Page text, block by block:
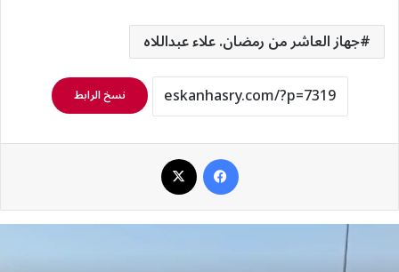
جهاز العاشر من رمضان. علاء عبداللاه
نسخ الرابط